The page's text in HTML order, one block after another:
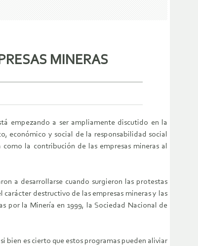
MINERAS
empezando a ser ampliamente discutido en la
económico y social de la responsabilidad social
la contribución de las empresas mineras al
a desarrollarse cuando surgieron las protestas
destructivo de las empresas mineras y las
por la Minería en 1999, la Sociedad Nacional de
bien es cierto que estos programas pueden aliviar